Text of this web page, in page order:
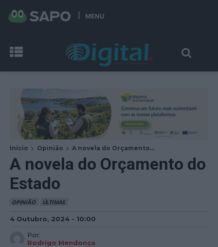
MENU
Início Opinião A novela do Orçamento...
A novela do Orçamento do
Estado
OPINIÃO ÚLTIMAS
4 Outubro, 2024 - 10:00
Por:
Rodrigo Mendonça